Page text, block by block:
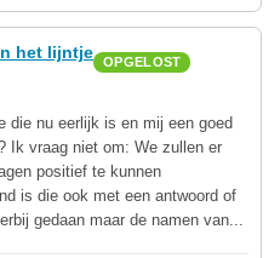
het lijntje OPGELOST
die nu eerlijk is en mij een goed
Ik vraag niet om: We zullen er
positief te kunnen
is die ook met een antwoord of
gedaan maar de namen van...